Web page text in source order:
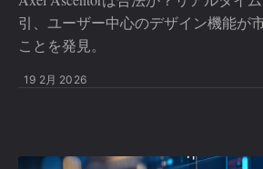
引、ユーザー中心のデザイン機能が
ことを発見。
19 2月 2026